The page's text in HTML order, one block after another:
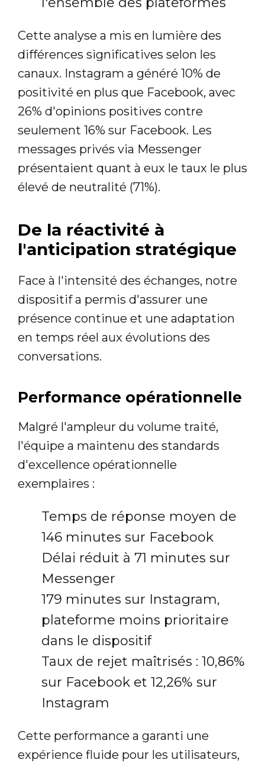
Cette analyse a mis en lumière des
différences significatives selon les
canaux. Instagram a généré 10% de
positivité en plus que Facebook, avec
26% d'opinions positives contre
seulement 16% sur Facebook. Les
messages privés via Messenger
présentaient quant à eux le taux le plus
élevé de neutralité (71%).
De la réactivité à
l'anticipation stratégique
Face à l'intensité des échanges, notre
dispositif a permis d'assurer une
présence continue et une adaptation
en temps réel aux évolutions des
conversations.
Performance opérationnelle
Malgré l'ampleur du volume traité,
l'équipe a maintenu des standards
d'excellence opérationnelle
exemplaires :
Temps de réponse moyen de
146 minutes sur Facebook
Délai réduit à 71 minutes sur
Messenger
179 minutes sur Instagram,
plateforme moins prioritaire
dans le dispositif
Taux de rejet maîtrisés : 10,86%
sur Facebook et 12,26% sur
Instagram
Cette performance a garanti une
expérience fluide pour les utilisateurs,